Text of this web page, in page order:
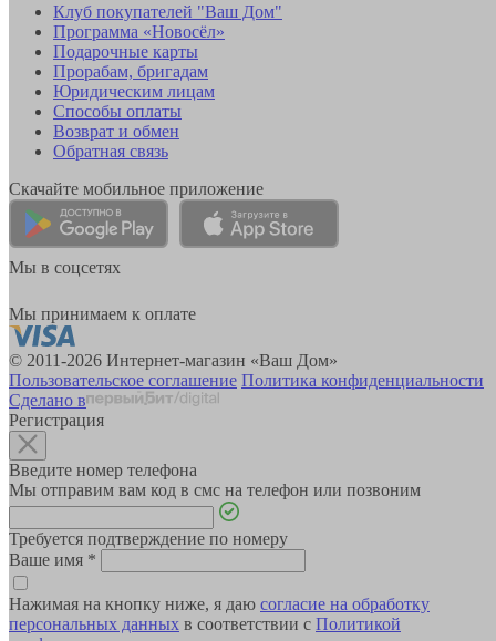
Клуб покупателей "Ваш Дом"
Программа «Новосёл»
Подарочные карты
Прорабам, бригадам
Юридическим лицам
Способы оплаты
Возврат и обмен
Обратная связь
Скачайте мобильное приложение
Мы в соцсетях
Мы принимаем к оплате
© 2011-2026 Интернет-магазин «Ваш Дом»
Пользовательское соглашение Политика конфиденциальности
Сделано в
Регистрация
Введите номер телефона
Мы отправим вам код в смс на телефон или позвоним
Требуется подтверждение по номеру
Ваше имя *
Нажимая на кнопку ниже, я даю согласие на обработку
персональных данных в соответствии с Политикой